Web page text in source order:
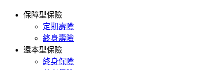
保障型保險
定期壽險
終身壽險
還本型保險
終身保險